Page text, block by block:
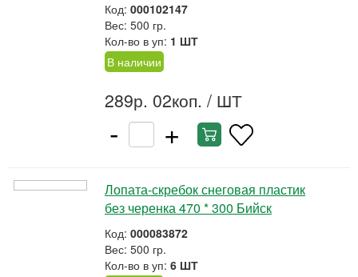
Код: 000102147
Вес: 500 гр.
Кол-во в уп: 1 ШТ
В наличии
289р. 02коп. / ШТ
- +
Лопата-скребок снеговая пластик
без черенка 470 * 300 Бийск
Код: 000083872
Вес: 500 гр.
Кол-во в уп: 6 ШТ